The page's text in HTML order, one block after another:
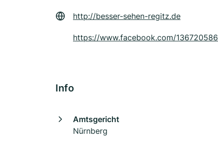
http://besser-sehen-regitz.de
https://www.facebook.com/
Info
Amtsgericht
Nürnberg